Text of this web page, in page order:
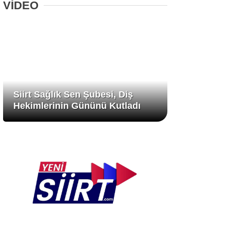
VİDEO
Siirt Sağlık Sen Şubesi, Diş
Hekimlerinin Gününü Kutladı